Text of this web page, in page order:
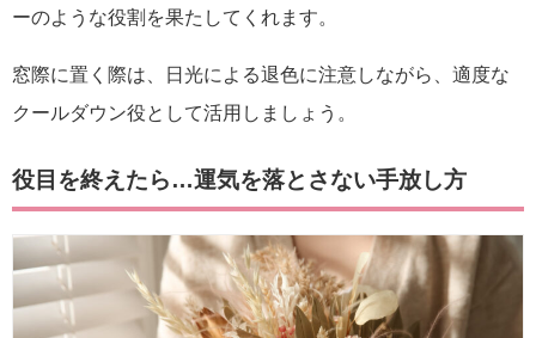
ーのような役割を果たしてくれます。
窓際に置く際は、日光による退色に注意しながら、適度な
クールダウン役として活用しましょう。
役目を終えたら…運気を落とさない手放し方